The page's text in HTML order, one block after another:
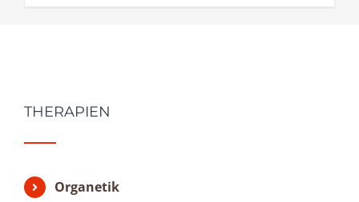
THERAPIEN
Organetik